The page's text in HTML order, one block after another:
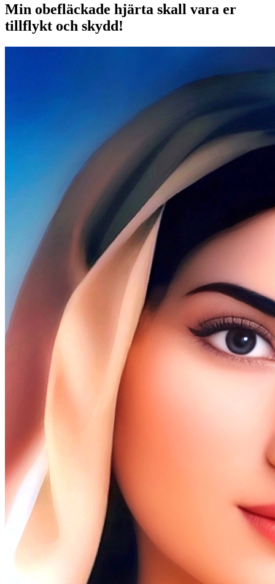
Min obefläckade hjärta skall vara er
tillflykt och skydd!